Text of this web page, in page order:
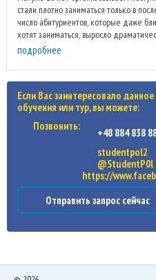
стали плотно заниматься только в
число абитуриентов, которые даже
хотят заниматься, выросло
подробнее
Если Вас заинтересовало
обучения или тур, вы можете:
Позвонить:
+48 884 838
studentpol2
@StudentP0l
https://
Отправить запрос сейчас